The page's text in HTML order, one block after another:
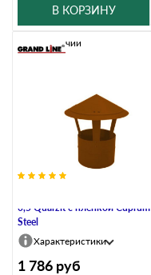
В КОРЗИНУ
0,5 Quarzit с пленкой Cuprum
Steel
В наличии
Характеристики
1 786 руб